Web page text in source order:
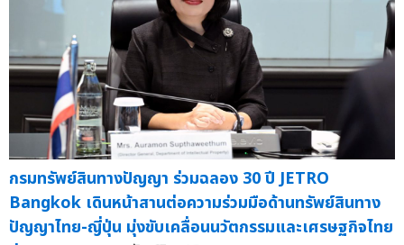
กรมทรัพย์สินทางปัญญา พาบุกฟาร์ม "หอยนางรม
สุราษฎร์ธานี" ตรวจเยี่ยมกระบวนการผลิตตามมาตรฐาน
GI พร้อมเฟ้นหาสินค้าอัตลักษณ์พื้นถิ่น เพื่อผลักดันเข้าสู่
ระบบ GI อย่างต่อเนื่อง— นางอรมน ทรั...